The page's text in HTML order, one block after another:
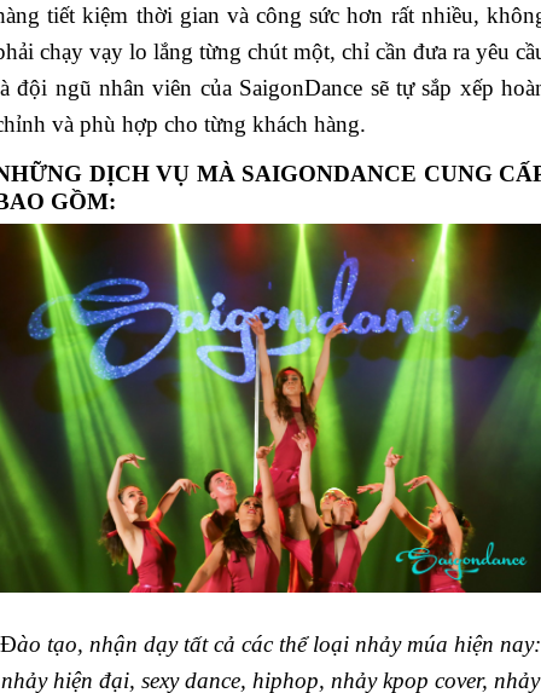
tiết kiệm thời gian và công sức hơn rất nhiều,
chạy vạy lo lắng từng chút một, chỉ cần đưa ra yêu
đội ngũ nhân viên của SaigonDance sẽ tự sắp xếp
và phù hợp cho từng khách hàng.
DỊCH VỤ MÀ SAIGONDANCE CUNG
GỒM:
Đào tạo, nhận dạy tất cả các thể loại nhảy múa hiện nay:
nhảy hiện đại, sexy dance, hiphop, nhảy kpop cover, nhảy